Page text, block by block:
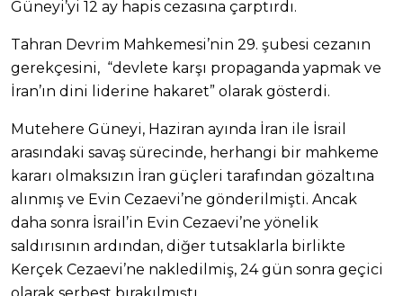
Güneyi’yi 12 ay hapis cezasına çarptırdı.
Tahran Devrim Mahkemesi’nin 29. şubesi cezanın
gerekçesini, “devlete karşı propaganda yapmak ve
İran’ın dini liderine hakaret” olarak gösterdi.
Mutehere Güneyi, Haziran ayında İran ile İsrail
arasındaki savaş sürecinde, herhangi bir mahkeme
kararı olmaksızın İran güçleri tarafından gözaltına
alınmış ve Evin Cezaevi’ne gönderilmişti. Ancak
daha sonra İsrail’in Evin Cezaevi’ne yönelik
saldırısının ardından, diğer tutsaklarla birlikte
Kerçek Cezaevi’ne nakledilmiş, 24 gün sonra geçici